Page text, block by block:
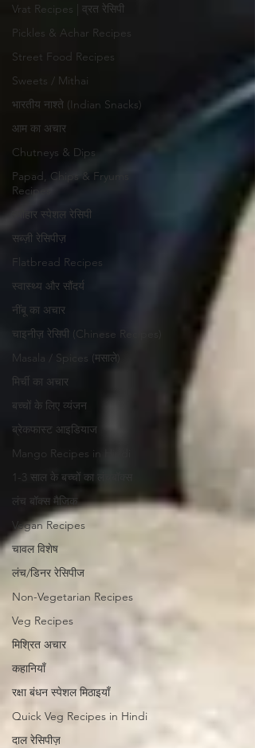
Vrat Recipes | व्रत रेसिपी
Pickles & Achar Recipes
Street Food Recipes
Sweets / Mithai
भारतीय नाश्ते (Indian Snacks)
आम का अचार
Chutneys & Dips
Papad, Chips & Fryums
Recipes
त्यौहार स्पेशल रेसिपी
सब्ज़ी रेसिपीज़
Flatbread Recipes
स्वास्थ्य और सौंदर्य
नींबू का अचार
चाइनीज़ रेसिपी (Chinese Recipes)
Masala / Spices (मसाले)
मिर्ची का अचार
बच्चों के लिए व्यंजन
ब्रेकफास्ट आइडियाज
Mango Recipes in Hindi
1-3 साल के बच्चों का लंचबॉक्स
लंच बॉक्स मैजिक
Vegan Recipes
चावल विशेष
लंच/डिनर रेसिपीज
Non-Vegetarian Recipes
Veg Recipes
मिश्रित अचार
कहानियाँ
रक्षा बंधन स्पेशल मिठाइयाँ
Quick Veg Recipes in Hindi
दाल रेसिपीज़